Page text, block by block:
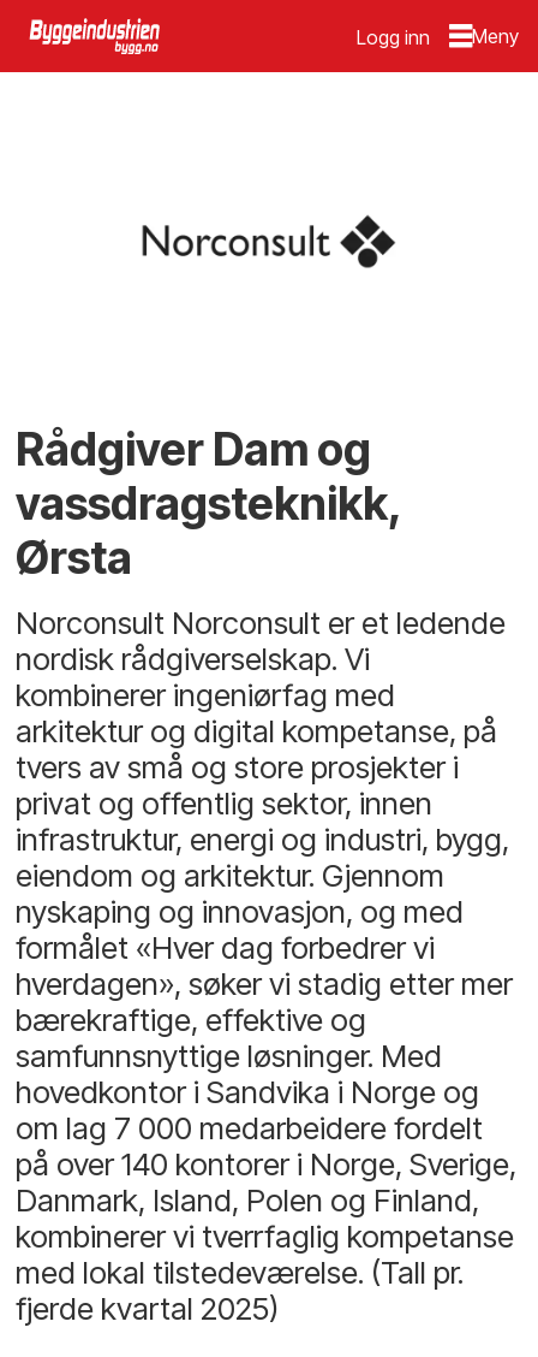
Logg inn
Rådgiver Dam og
vassdragsteknikk,
Ørsta
Norconsult Norconsult er et ledende
nordisk rådgiverselskap. Vi
kombinerer ingeniørfag med
arkitektur og digital kompetanse, på
tvers av små og store prosjekter i
privat og offentlig sektor, innen
infrastruktur, energi og industri, bygg,
eiendom og arkitektur. Gjennom
nyskaping og innovasjon, og med
formålet «Hver dag forbedrer vi
hverdagen», søker vi stadig etter mer
bærekraftige, effektive og
samfunnsnyttige løsninger. Med
hovedkontor i Sandvika i Norge og
om lag 7 000 medarbeidere fordelt
på over 140 kontorer i Norge, Sverige,
Danmark, Island, Polen og Finland,
kombinerer vi tverrfaglig kompetanse
med lokal tilstedeværelse. (Tall pr.
fjerde kvartal 2025)